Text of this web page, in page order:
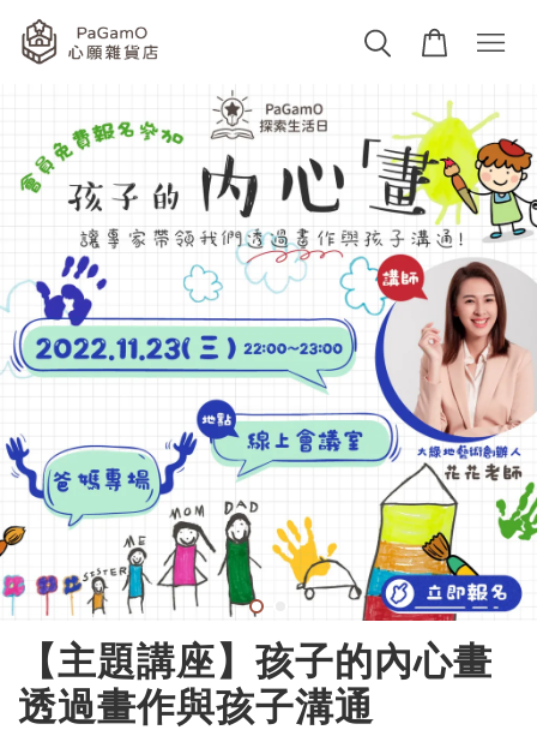
【主題講座】孩子的內心畫
透過畫作與孩子溝通